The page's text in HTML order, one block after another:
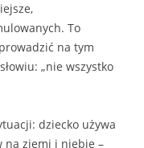
To
na tym
„nie wszystko
dziecko używa
na ziemi i niebie –